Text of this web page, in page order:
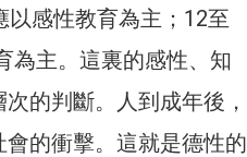
感性教育為主；12至
為主。這裏的感性、知
的判斷。人到成年後，
的衝擊。這就是德性的